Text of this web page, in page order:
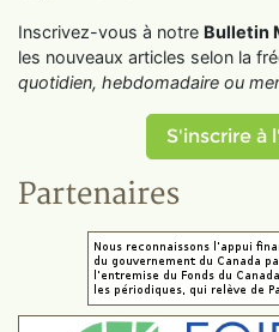
Inscrivez-vous à notre Bulletin
les nouveaux articles selon la
quotidien, hebdomadaire ou
S'inscrire à
Partenaires